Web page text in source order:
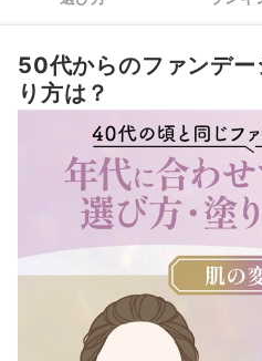
年齢とともに増えるシワやシミにア
UVカット効果に注目
濃いシミを隠すにはどうしたらいい？
気になるシワは、ファンデーション
あわせて使いたいスキンケアはこち
50代向けファンデーションの売れ筋
50代からのファンデ
り方は？